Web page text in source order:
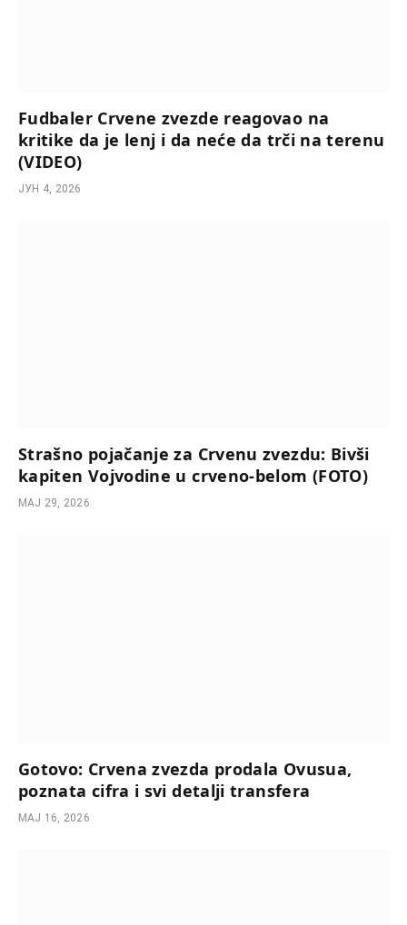
Fudbaler Crvene zvezde reagovao na
kritike da je lenj i da neće da trči na terenu
(VIDEO)
ЈУН 4, 2026
Strašno pojačanje za Crvenu zvezdu: Bivši
kapiten Vojvodine u crveno-belom (FOTO)
МАЈ 29, 2026
Gotovo: Crvena zvezda prodala Ovusua,
poznata cifra i svi detalji transfera
МАЈ 16, 2026